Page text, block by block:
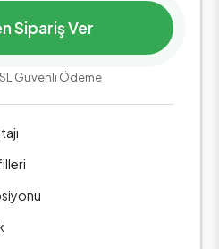
Sipariş Ver
Güvenli Ödeme